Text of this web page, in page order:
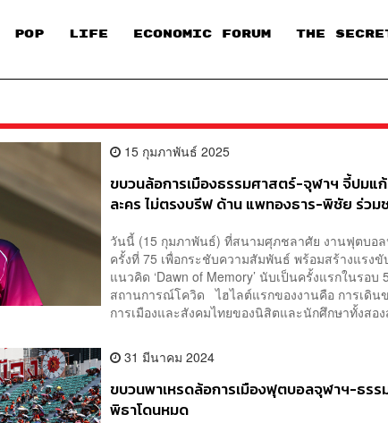
POP LIFE ECONOMIC FORUM THE
15 กุมภาพันธ์ 2025
ขบวนล้อการเมืองธรรมศาสตร์-จุฬาฯ จี้ปมแ
ละคร ไม่ตรงบรีฟ ด้าน แพทองธาร-พิชัย ร่วม
วันนี้ (15 กุมภาพันธ์) ที่สนามศุภชลาศัย งานฟุตบอ
ครั้งที่ 75 เพื่อกระชับความสัมพันธ์ พร้อมสร้างแรง
แนวคิด ‘Dawn of Memory’ นับเป็นครั้งแรกในรอ
สถานการณ์โควิด ไฮไลต์แรกของงานคือ การเดิน
การเมืองและสังคมไทยของนิสิตและนักศึกษาทั้งสอ
31 มีนาคม 2024
ขบวนพาเหรดล้อการเมืองฟุตบอลจุฬาฯ-ธร
พิธาโดนหมด